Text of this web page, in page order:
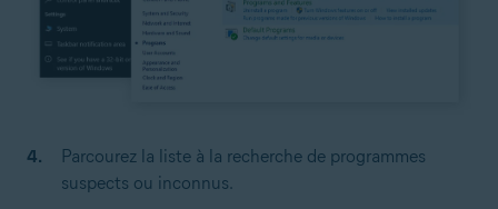
Parcourez la liste à la recherche de programmes
suspects ou inconnus.